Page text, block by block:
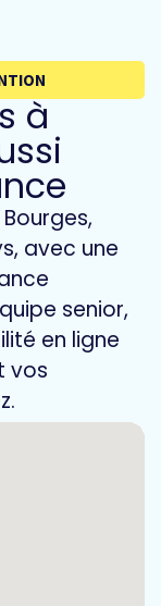
à
avec une
senior,
en ligne
vos